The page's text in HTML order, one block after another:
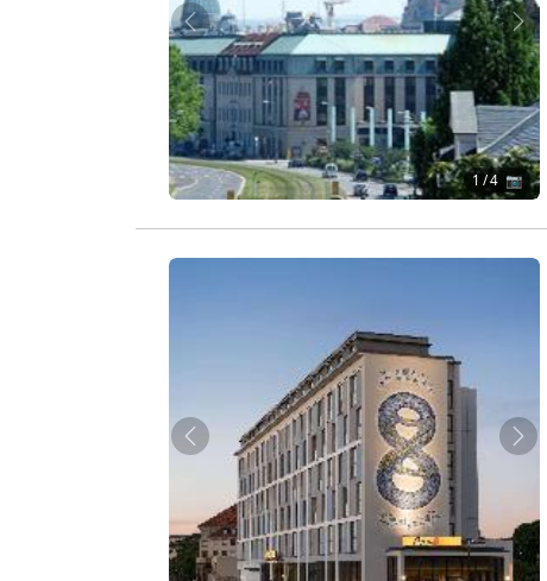
Zurück
1 / 4 📷
Zurück